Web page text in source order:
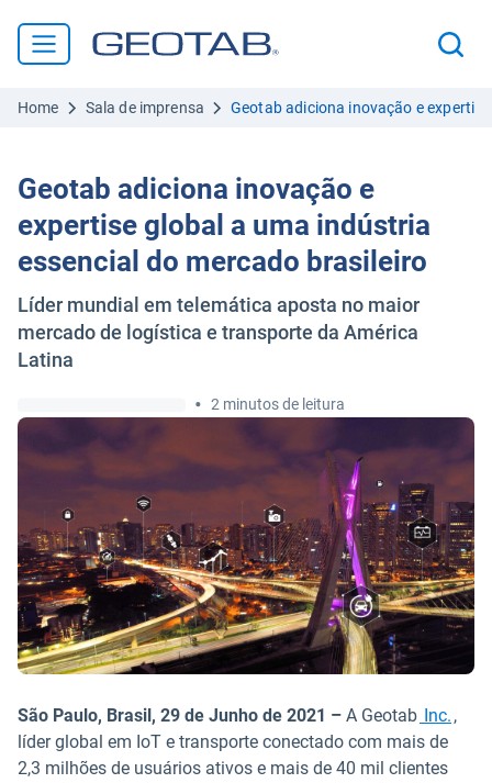
Home Sala de imprensa Geotab adiciona inovação e
Geotab adiciona inovação e
expertise global a uma indústria
essencial do mercado brasileiro
Líder mundial em telemática aposta no maior
mercado de logística e transporte da América
Latina
• 2 minutos de leitura
São Paulo, Brasil, 29 de Junho de 2021 – A Geotab Inc. ,
líder global em IoT e transporte conectado com mais de
2,3 milhões de usuários ativos e mais de 40 mil clientes